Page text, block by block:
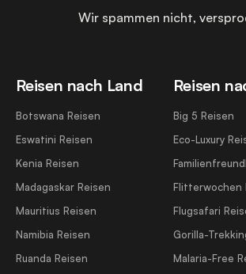
Reisen nach Land
Botswana Reisen
Eswatini Reisen
Kenia Reisen
Madagaskar Reisen
Mauritius Reisen
Namibia Reisen
Ruanda Reisen
Reisen
Big 5 Reisen
Eco-Luxury
Flitterwochen
Flugsafari
Gorilla-
Malaria-Free
Wir spammen nicht,